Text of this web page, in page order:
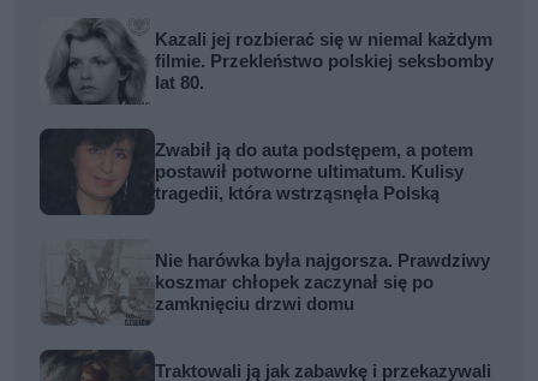
Kazali jej rozbierać się w niemal każdym
filmie. Przekleństwo polskiej seksbomby
lat 80.
Zwabił ją do auta podstępem, a potem
postawił potworne ultimatum. Kulisy
tragedii, która wstrząsnęła Polską
Nie harówka była najgorsza. Prawdziwy
koszmar chłopek zaczynał się po
zamknięciu drzwi domu
Traktowali ją jak zabawkę i przekazywali